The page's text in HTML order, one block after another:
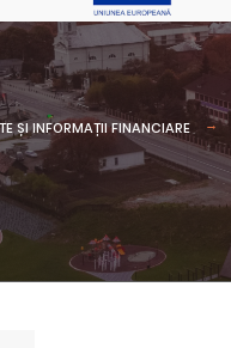
ȘI INFORMAȚII FINANCIARE